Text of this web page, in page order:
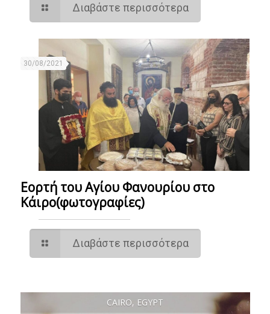
Διαβάστε περισσότερα
30/08/2021
Εορτή του Αγίου Φανουρίου στο
Κάιρο(φωτογραφίες)
Διαβάστε περισσότερα
CAIRO, EGYPT